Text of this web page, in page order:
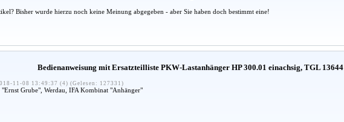
Bisher wurde hierzu noch keine Meinung abgegeben - aber Sie haben doch bestimmt eine!
Bedienanweisung mit Ersatzteilliste PKW-Lastanhänger HP 300.01 einachsig, TGL 13644
11-08 13:49:37 (4) (Gelesen: 127331)
Grube", Werdau, IFA Kombinat "Anhänger"